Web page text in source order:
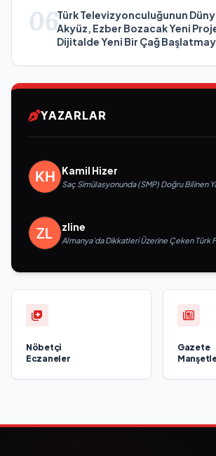
06Türk Televizyonculuğunun
Akyüz, Ezber Bozacak Yeni
Dijitalde Yeni Bir Çağ
YAZARLAR
Kamil Hizer
Saç Simülasyonunda (SMP) Doğru Bilinen
zline
Almanya’da Dikkatleri Üzerine Çeken Türk
Nöbetçi
Eczaneler
Gazete